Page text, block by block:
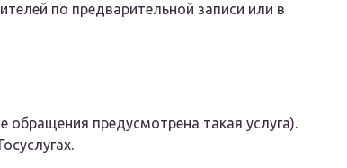
по предварительной записи или в
обращения предусмотрена такая услуга).